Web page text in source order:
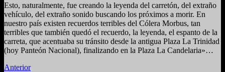
Esto, naturalmente, fue creando la leyenda del carretón, del extraño
vehículo, del extraño sonido buscando los próximos a morir. En
nuestro país existen recuerdos terribles del Cólera Morbus, tan
terribles que también quedó el recuerdo, la leyenda, el espanto de la
carreta, que acentuaba su tránsito desde la antigua Plaza La Trinidad
(hoy Panteón Nacional), finalizando en la Plaza La Candelaria»…
Anterior